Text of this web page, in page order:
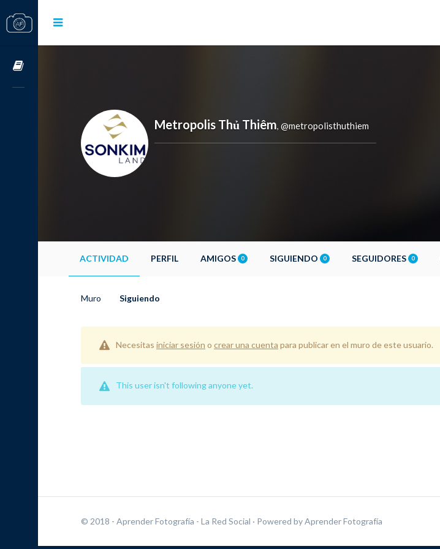
Metropolis Thủ Thiêm, @metropolisthuthiem
ACTIVIDAD PERFIL AMIGOS 0 SIGUIENDO 0 SEGUIDORES 0
Muro Siguiendo
Necesitas iniciar sesión o crear una cuenta para publicar en el muro de este usuario.
This user isn't following anyone yet.
© 2018 - Aprender Fotografía - La Red Social · Powered byAprender Fotografía